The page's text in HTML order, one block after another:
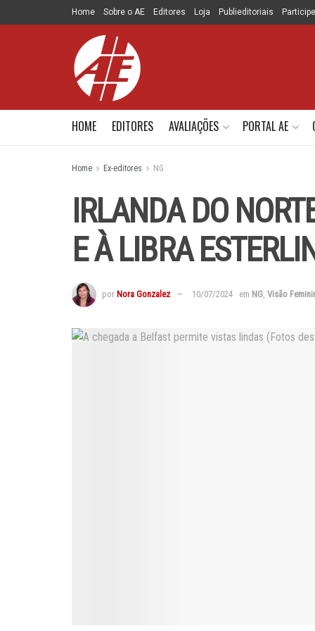
Home Sobre o AE Editores Loja Publieditoriais
HOME EDITORES AVALIAÇÕES PORTAL AE
Home Ex-editores NG
IRLANDA DO
E À LIBRA
por Nora Gonzalez 10/07/2024 em NG, Visão